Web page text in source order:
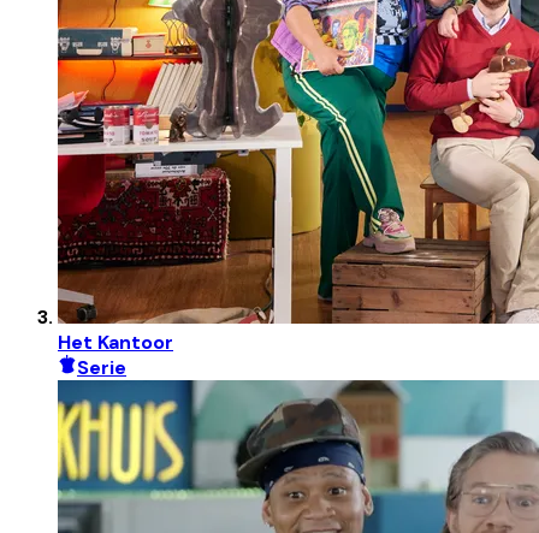
Het Kantoor
Serie